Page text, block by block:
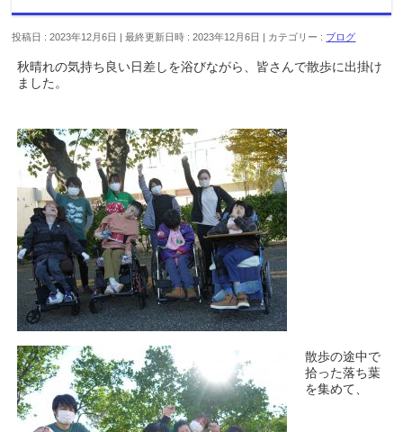
投稿日 : 2023年12月6日 最終更新日時 : 2023年12月6日 カテゴリー : ブログ
秋晴れの気持ち良い日差しを浴びながら、皆さんで散歩に出掛け
ました。
散歩の途中で
拾った落ち葉
を集めて、